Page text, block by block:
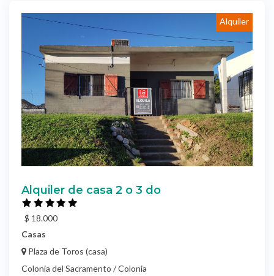
Alquiler
Alquiler de casa 2 o 3 do
$ 18.000
Casas
Plaza de Toros (casa)
Colonia del Sacramento / Colonia